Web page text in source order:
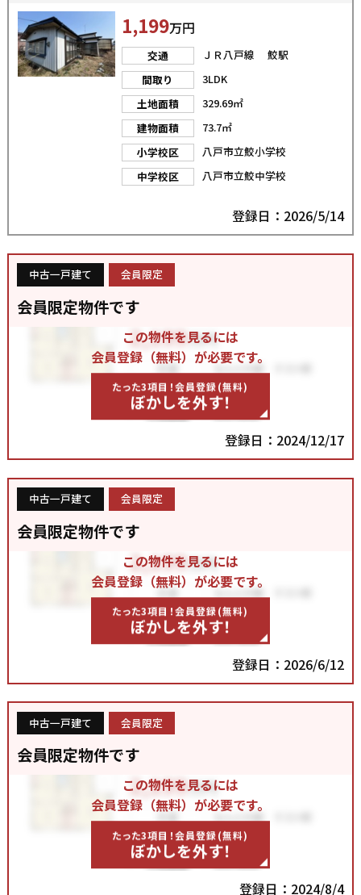
1,199万円
交通
ＪＲ八戸線 鮫駅
間取り
3LDK
土地面積
329.69㎡
建物面積
73.7㎡
小学校区
八戸市立鮫小学校
中学校区
八戸市立鮫中学校
登録日：2026/5/14
中古一戸建て 会員限定
会員限定物件です
この物件を見るには
会員登録（無料）が必要です。
たった3項目！会員登録(無料)
ぼかしを外す！
登録日：2024/12/17
中古一戸建て 会員限定
会員限定物件です
この物件を見るには
会員登録（無料）が必要です。
たった3項目！会員登録(無料)
ぼかしを外す！
登録日：2026/6/12
中古一戸建て 会員限定
会員限定物件です
この物件を見るには
会員登録（無料）が必要です。
たった3項目！会員登録(無料)
ぼかしを外す！
登録日：2024/8/4